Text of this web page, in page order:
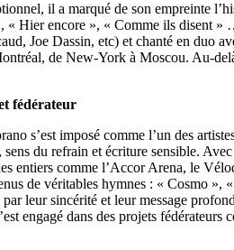
il a marqué de son empreinte
« Hier encore », « Comme ils disent
Joe Dassin, etc) et chanté en duo
de New-York à Moscou. Au-
fédérateur
s’est imposé comme l’un des
du refrain et écriture sensible.
entiers comme l’Accor Arena, le
de véritables hymnes : « Cosmo
leur sincérité et leur message
engagé dans des projets